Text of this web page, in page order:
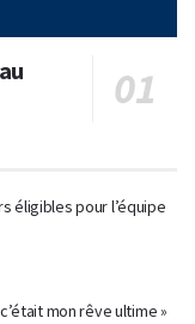
éligibles pour l’équipe
mon rêve ultime »